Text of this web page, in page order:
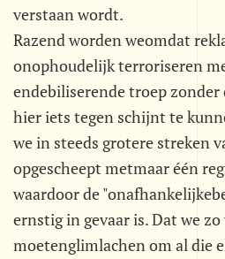
verstaan wordt.
Razend worden weomdat
onophoudelijk terroriseren
endebiliserende troep
hier iets tegen schijnt te
we in steeds grotere streken
opgescheept metmaar één
waardoor de
ernstig in gevaar is. Dat we
moetenglimlachen om al die